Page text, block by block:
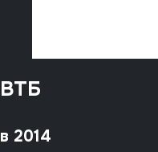
ВТБ
в 2014